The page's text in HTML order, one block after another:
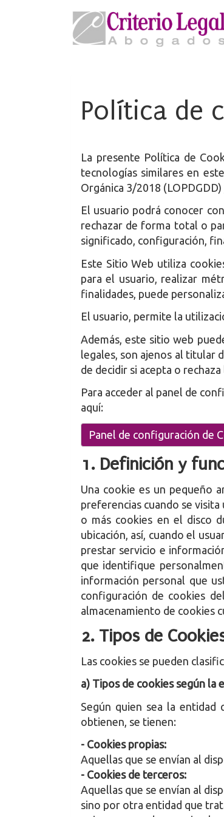
Política de
La presente Política de
tecnologías similares en
Orgánica 3/2018
El usuario podrá conocer
rechazar de forma total o
significado, configuración,
Este Sitio Web utiliza
para el usuario, realizar
finalidades, puede
El usuario, permite la
Además, este sitio web
legales, son ajenos al titular
de decidir si acepta o
Para acceder al panel de
aquí:
Panel de configuración de
1. Definición y
Una cookie es un pequeño
preferencias cuando se visita
o más cookies en el disco
ubicación, así, cuando el
prestar servicio e
que identifique
información personal que
configuración de cookies
almacenamiento de cookies
2. Tipos de
Las cookies se pueden
a) Tipos de cookies según la
Según quien sea la
obtienen, se tienen:
- Cookies propias:
Aquellas que se envían al
- Cookies de terceros:
Aquellas que se envían al
sino por otra entidad que